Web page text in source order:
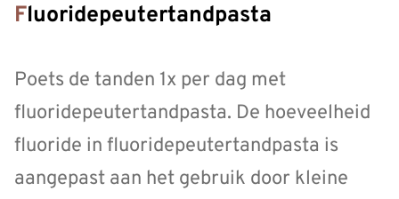
Fluoridepeutertandpasta
Poets de tanden 1x per dag met
fluoridepeutertandpasta. De hoeveelheid
fluoride in fluoridepeutertandpasta is
aangepast aan het gebruik door kleine